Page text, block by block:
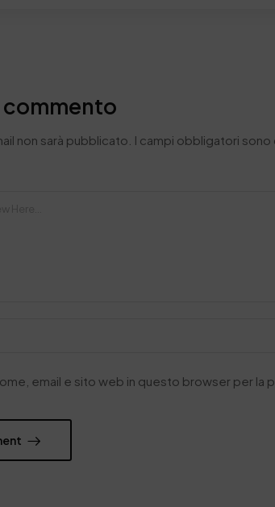
commento
non sarà pubblicato. I campi obbligatori
email e sito web in questo browser per la